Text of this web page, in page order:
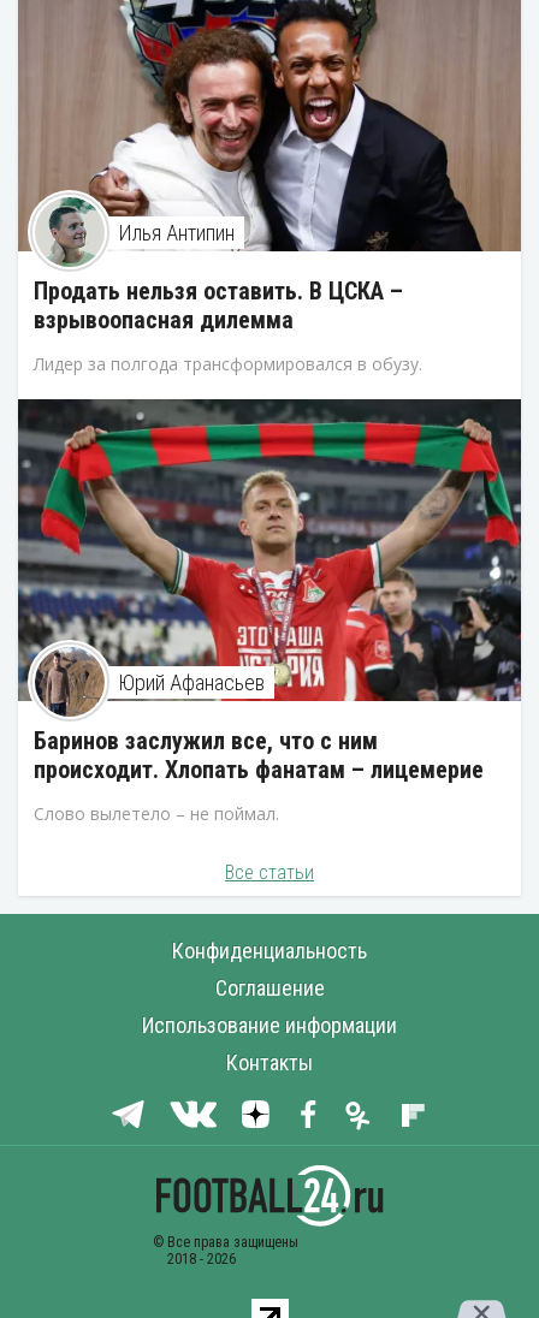
Илья Антипин
Продать нельзя оставить. В ЦСКА –
взрывоопасная дилемма
Лидер за полгода трансформировался в обузу.
Юрий Афанасьев
Баринов заслужил все, что с ним
происходит. Хлопать фанатам – лицемерие
Слово вылетело – не поймал.
Все статьи
Конфиденциальность
Соглашение
Использование информации
Контакты